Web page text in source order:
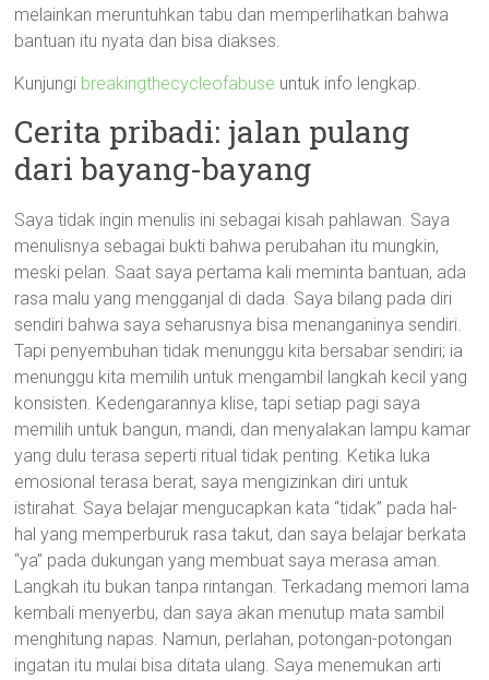
melainkan meruntuhkan tabu dan memperlihatkan bahwa
bantuan itu nyata dan bisa diakses.
Kunjungi breakingthecycleofabuse untuk info lengkap.
Cerita pribadi: jalan pulang
dari bayang-bayang
Saya tidak ingin menulis ini sebagai kisah pahlawan. Saya
menulisnya sebagai bukti bahwa perubahan itu mungkin,
meski pelan. Saat saya pertama kali meminta bantuan, ada
rasa malu yang mengganjal di dada. Saya bilang pada diri
sendiri bahwa saya seharusnya bisa menanganinya sendiri.
Tapi penyembuhan tidak menunggu kita bersabar sendiri; ia
menunggu kita memilih untuk mengambil langkah kecil yang
konsisten. Kedengarannya klise, tapi setiap pagi saya
memilih untuk bangun, mandi, dan menyalakan lampu kamar
yang dulu terasa seperti ritual tidak penting. Ketika luka
emosional terasa berat, saya mengizinkan diri untuk
istirahat. Saya belajar mengucapkan kata “tidak” pada hal-
hal yang memperburuk rasa takut, dan saya belajar berkata
“ya” pada dukungan yang membuat saya merasa aman.
Langkah itu bukan tanpa rintangan. Terkadang memori lama
kembali menyerbu, dan saya akan menutup mata sambil
menghitung napas. Namun, perlahan, potongan-potongan
ingatan itu mulai bisa ditata ulang. Saya menemukan arti